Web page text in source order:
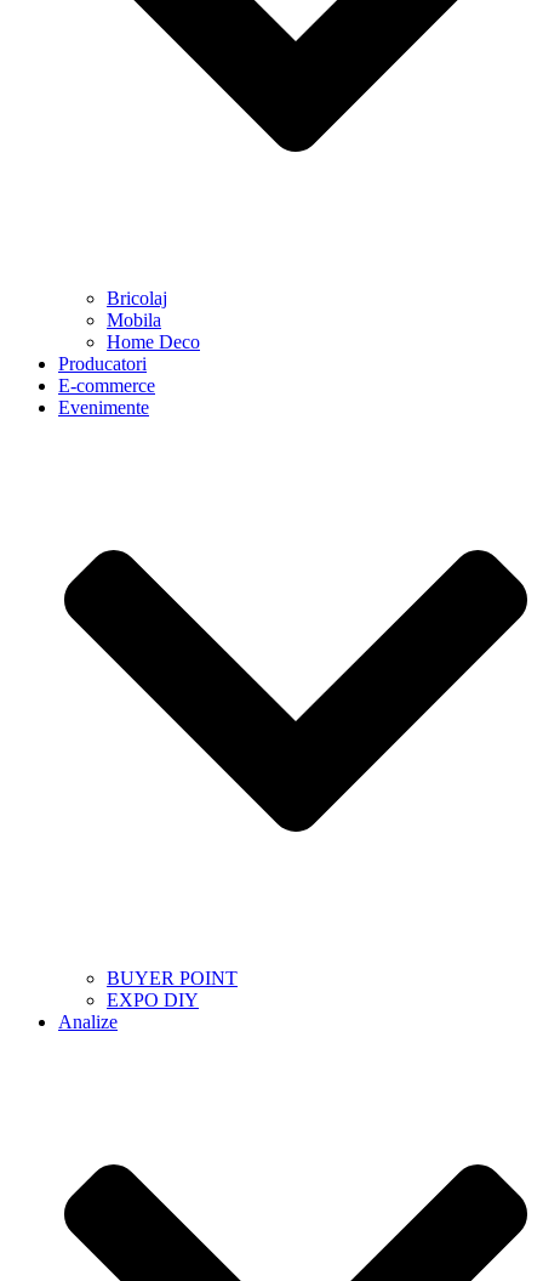
Bricolaj
Mobila
Home Deco
Producatori
E-commerce
Evenimente
BUYER POINT
EXPO DIY
Analize